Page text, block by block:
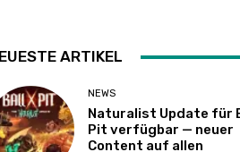
ARTIKEL
NEWS
Naturalist Update für
Pit verfügbar — neuer
Content auf allen